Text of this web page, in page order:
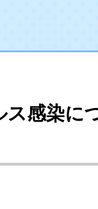
感染に